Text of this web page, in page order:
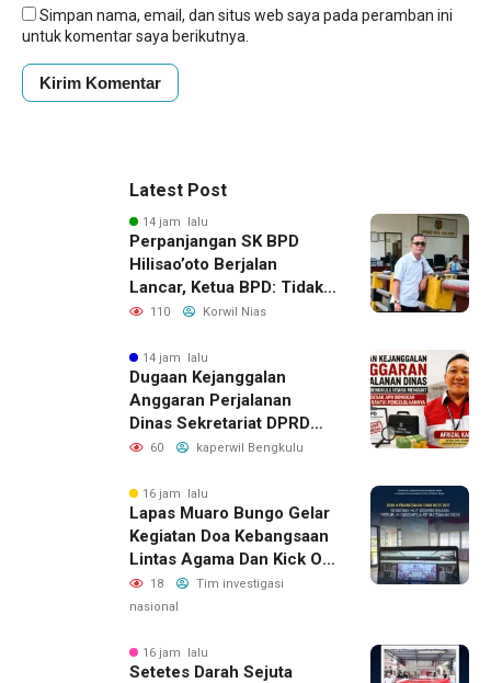
Simpan nama, email, dan situs web saya pada peramban ini
untuk komentar saya berikutnya.
Latest Post
14 jam lalu
Perpanjangan SK BPD
Hilisao’oto Berjalan
Lancar, Ketua BPD: Tidak
Ada Kendala Administrasi
110 Korwil Nias
14 jam lalu
Dugaan Kejanggalan
Anggaran Perjalanan
Dinas Sekretariat DPRD
Bengkulu Utara, LAKI
Pengelolaannya
60 kaperwil Bengkulu
16 jam lalu
Lapas Muaro Bungo Gelar
Kegiatan Doa Kebangsaan
Lintas Agama Dan Kick Off
Semarak HUT RI Ke-81
Kemerdekaan Republik
18
Tim investigasi
nasional
16 jam lalu
Setetes Darah Sejuta